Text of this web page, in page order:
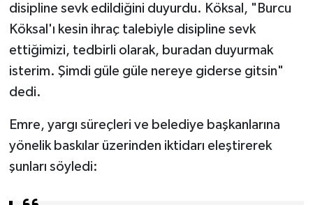
disipline sevk edildiğini duyurdu. Köksal, "Burcu
Köksal'ı kesin ihraç talebiyle disipline sevk
ettiğimizi, tedbirli olarak, buradan duyurmak
isterim. Şimdi güle güle nereye giderse gitsin"
dedi.
Emre, yargı süreçleri ve belediye başkanlarına
yönelik baskılar üzerinden iktidarı eleştirerek
şunları söyledi: